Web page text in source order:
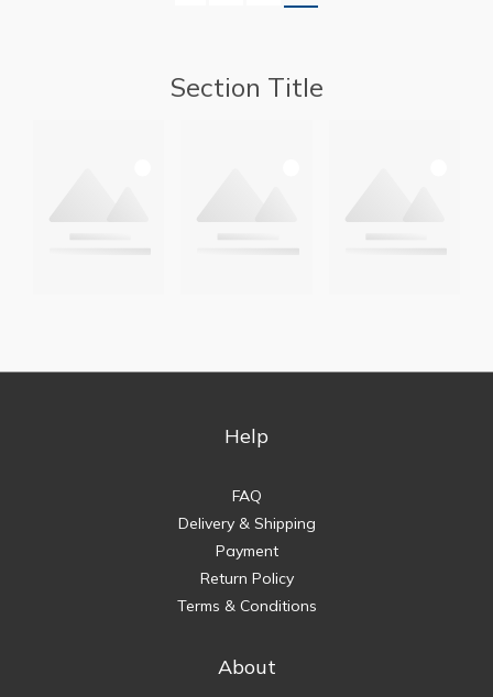
Section Title
Help
FAQ
Delivery & Shipping
Payment
Return Policy
Terms & Conditions
About